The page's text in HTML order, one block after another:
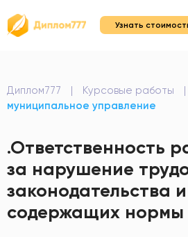
Узнать
Диплом777 | Курсовые работы |
муниципальное управление
.Ответственность
за нарушение
законодательства
содержащих нормы